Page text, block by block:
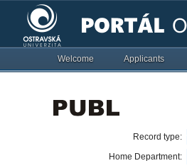
Welcome Applicants
Record type:
Home Department: